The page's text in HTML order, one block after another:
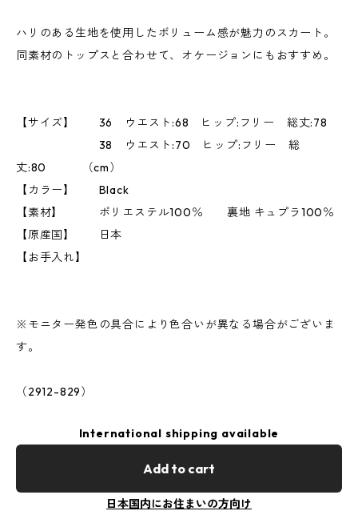
ハリのある生地を使用したボリューム感が魅力のスカート。
同素材のトップスと合わせて、オケージョンにもおすすめ。
【サイズ】 36 ウエスト:68 ヒップ:フリー 総丈:78
38 ウエスト:70 ヒップ:フリー 総
丈:80 （cm）
【カラー】 Black
【素材】 ポリエステル100％ 裏地 キュプラ100％
【原産国】 日本
【お手入れ】
※モニター発色の具合により色合いが異なる場合がございま
す。
（2912-829）
International shipping available
Add to cart
日本国内にお住まいの方向け